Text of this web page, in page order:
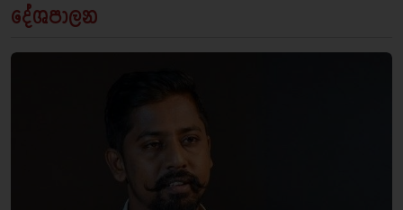
දේශපාලන